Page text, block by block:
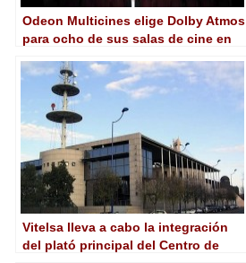
Odeon Multicines elige Dolby Atmos
para ocho de sus salas de cine en
Vitelsa lleva a cabo la integración
del plató principal del Centro de